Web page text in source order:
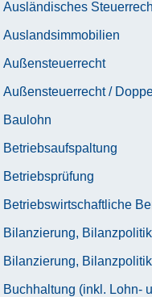
Ausländisches
Auslandsimmobilien
Außensteuerrecht
Außensteuerrecht /
Baulohn
Betriebsaufspaltung
Betriebsprüfung
Betriebswirtschaftliche
Bilanzierung,
Bilanzierung,
Buchhaltung (inkl. Lohn-